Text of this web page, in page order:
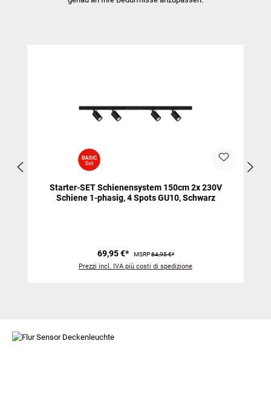
Starter-SET Schienensystem 150cm 2x 230V
Schiene 1-phasig, 4 Spots GU10, Schwarz
69,95 €* MSRP84,95 €*
Prezzi incl. IVA più costi di spedizione